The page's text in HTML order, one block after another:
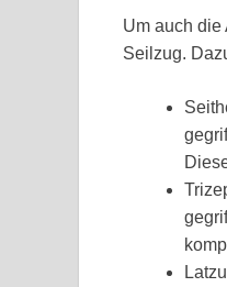
Um auch die
Seilzug.